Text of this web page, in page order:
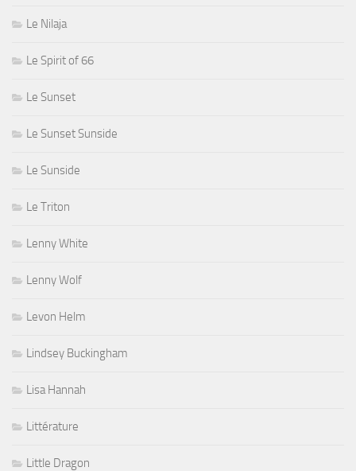
Le Nilaja
Le Spirit of 66
Le Sunset
Le Sunset Sunside
Le Sunside
Le Triton
Lenny White
Lenny Wolf
Levon Helm
Lindsey Buckingham
Lisa Hannah
Littérature
Little Dragon